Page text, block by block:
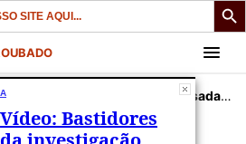
A poluição do ar causada pelo confinamento animal, provocando mortes
Vídeo: Bastidores